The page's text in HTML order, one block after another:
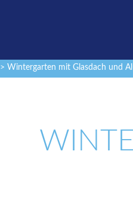
> Wintergarten mit Glasdach und